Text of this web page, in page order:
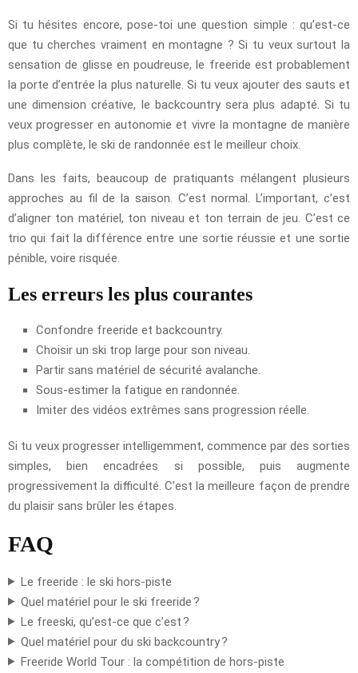
Si tu hésites encore, pose-toi une question simple : qu’est-ce
que tu cherches vraiment en montagne ? Si tu veux surtout la
sensation de glisse en poudreuse, le freeride est probablement
la porte d’entrée la plus naturelle. Si tu veux ajouter des sauts et
une dimension créative, le backcountry sera plus adapté. Si tu
veux progresser en autonomie et vivre la montagne de manière
plus complète, le ski de randonnée est le meilleur choix.
Dans les faits, beaucoup de pratiquants mélangent plusieurs
approches au fil de la saison. C’est normal. L’important, c’est
d’aligner ton matériel, ton niveau et ton terrain de jeu. C’est ce
trio qui fait la différence entre une sortie réussie et une sortie
pénible, voire risquée.
Les erreurs les plus courantes
Confondre freeride et backcountry.
Choisir un ski trop large pour son niveau.
Partir sans matériel de sécurité avalanche.
Sous-estimer la fatigue en randonnée.
Imiter des vidéos extrêmes sans progression réelle.
Si tu veux progresser intelligemment, commence par des sorties
simples, bien encadrées si possible, puis augmente
progressivement la difficulté. C’est la meilleure façon de prendre
du plaisir sans brûler les étapes.
FAQ
Le freeride : le ski hors-piste
Quel matériel pour le ski freeride ?
Le freeski, qu’est-ce que c’est ?
Quel matériel pour du ski backcountry ?
Freeride World Tour : la compétition de hors-piste